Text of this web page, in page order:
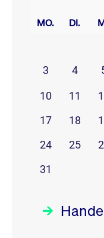
MO. DI.
3
4
10 11
17
18
24
25
31